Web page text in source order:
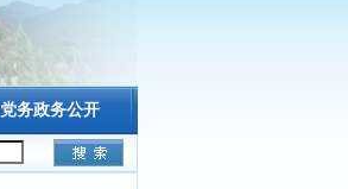
党务政务公开